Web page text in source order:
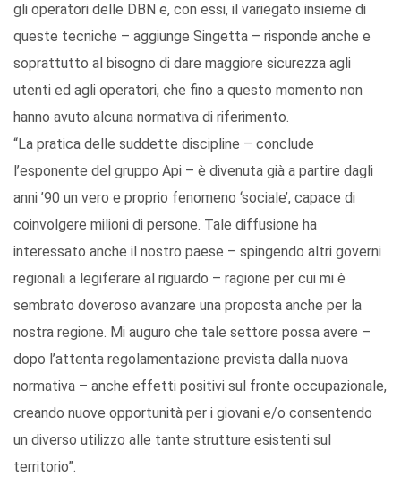
gli operatori delle DBN e, con essi, il variegato insieme di
queste tecniche – aggiunge Singetta – risponde anche e
soprattutto al bisogno di dare maggiore sicurezza agli
utenti ed agli operatori, che fino a questo momento non
hanno avuto alcuna normativa di riferimento.
“La pratica delle suddette discipline – conclude
l’esponente del gruppo Api – è divenuta già a partire dagli
anni ’90 un vero e proprio fenomeno ‘sociale’, capace di
coinvolgere milioni di persone. Tale diffusione ha
interessato anche il nostro paese – spingendo altri governi
regionali a legiferare al riguardo – ragione per cui mi è
sembrato doveroso avanzare una proposta anche per la
nostra regione. Mi auguro che tale settore possa avere –
dopo l’attenta regolamentazione prevista dalla nuova
normativa – anche effetti positivi sul fronte occupazionale,
creando nuove opportunità per i giovani e/o consentendo
un diverso utilizzo alle tante strutture esistenti sul
territorio”.